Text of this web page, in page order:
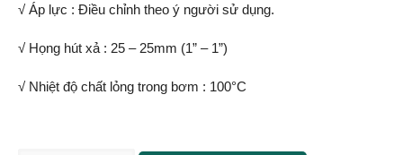
√ Áp lực : Điều chỉnh theo ý người sử dụng.
√ Họng hút xả : 25 – 25mm (1” – 1”)
√ Nhiệt độ chất lỏng trong bơm : 100°C